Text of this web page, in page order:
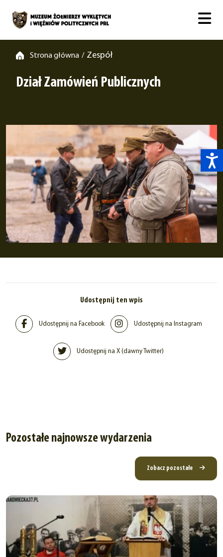
Strona główna / Zespół
Dział Zamówień Publicznych
Udostępnij ten wpis
Udostępnij na Facebook Udostępnij na Instagram
Udostępnij na X (dawny Twitter)
Pozostałe najnowsze wydarzenia
Zobacz pozostałe